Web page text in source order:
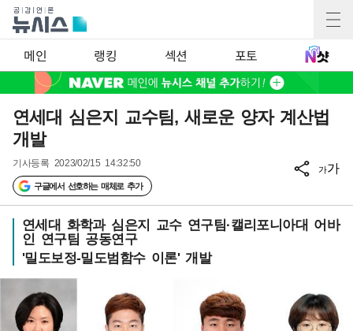
메인 랭킹 섹션 포토
연세대 심은지 교수팀, 새로운 양자 계산법
개발
기사등록 2023/02/15 14:32:50
구글에서 선호하는 매체로 추가
가가
연세대 화학과 심은지 교수 연구팀·캘리포니아대 어바
인 연구팀 공동연구
'밀도보정-밀도범함수 이론' 개발